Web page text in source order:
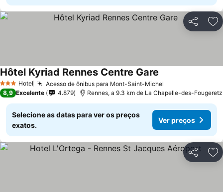
Partilhar
3 EstrelasHotel Acesso de ônibus para Mont-Saint-Michel
Hôtel Kyriad Rennes Centre Gare
8,9 Excelente 4.879 Rennes, a 9.3 km de La Chapelle-des-Fougeretz
Selecione as datas para ver os preços
exatos.
Ver preços
Partilhar